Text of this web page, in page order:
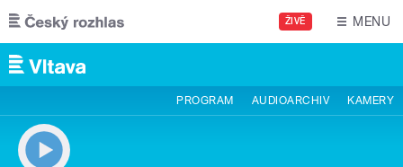
Přejít k hlavnímu obsahu
ŽIVĚ MENU
PROGRAM AUDIOARCHIV KAMERY